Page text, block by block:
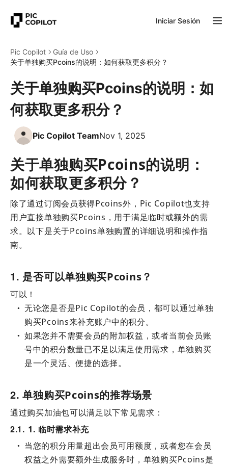
Iniciar Sesión
Pic Copilot
Guía de Uso
关于单独购买Pcoins的说明：如何获取更多积分？
关于单独购买Pcoins的说明：如
何获取更多积分？
Pic Copilot TeamNov 1, 2025
关于单独购买Pcoins的说明：
如何获取更多积分？
除了通过订阅会员获得Pcoins外，Pic Copilot也支持
用户直接单独购买Pcoins，用于满足临时或额外的需
求。以下是关于Pcoins单独购置的详细说明和操作指
南。
1 是否可以单独购买Pcoins？
可以！
●
无论您是否是Pic Copilot的会员，都可以通过单独
购买Pcoins来补充账户中的积分。
●
如果您并不需要会员的附加权益，或者当前会员账
号中的积分数量已不足以满足使用需求，单独购买
是一个灵活、便捷的选择。
2 单独购买Pcoins的推荐场景
通过购买加油包可以满足以下常见需求：
2.1 1. 临时需求补充
●
当您的积分用量超出会员可用额度，或者您在会员
权益之外需要额外生成服务时，单独购买Pcoins是